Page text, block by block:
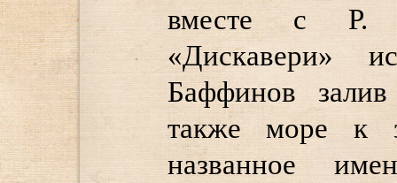
вместе с Р.
«Дискавери»
Баффинов
также море к
названное